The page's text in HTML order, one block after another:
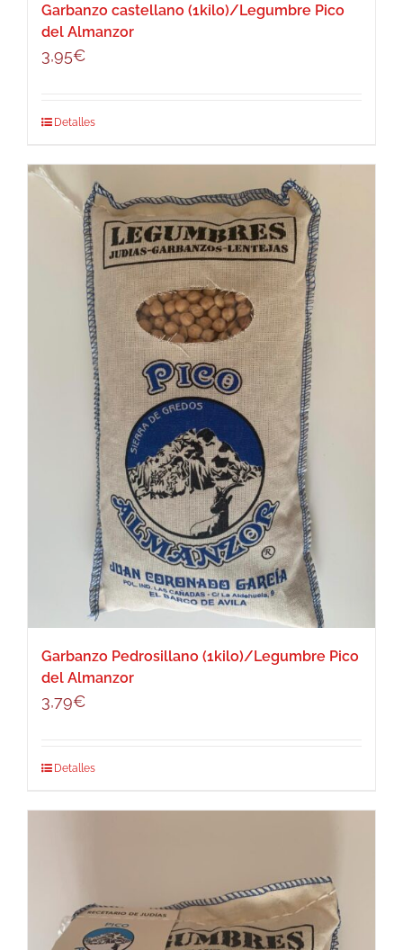
Garbanzo castellano (1kilo)/Legumbre Pico
del Almanzor
3,95€
Detalles
Garbanzo Pedrosillano (1kilo)/Legumbre Pico
del Almanzor
3,79€
Detalles